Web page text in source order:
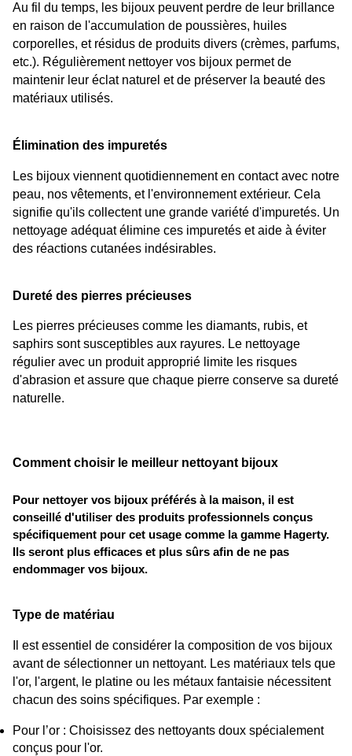
Au fil du temps, les bijoux peuvent perdre de leur brillance
en raison de l'accumulation de poussières, huiles
corporelles, et résidus de produits divers (crèmes, parfums,
etc.). Régulièrement nettoyer vos bijoux permet de
maintenir leur éclat naturel et de préserver la beauté des
matériaux utilisés.
Élimination des impuretés
Les bijoux viennent quotidiennement en contact avec notre
peau, nos vêtements, et l'environnement extérieur. Cela
signifie qu'ils collectent une grande variété d'impuretés. Un
nettoyage adéquat élimine ces impuretés et aide à éviter
des réactions cutanées indésirables.
Dureté des pierres précieuses
Les pierres précieuses comme les diamants, rubis, et
saphirs sont susceptibles aux rayures. Le nettoyage
régulier avec un produit approprié limite les risques
d'abrasion et assure que chaque pierre conserve sa dureté
naturelle.
Comment choisir le meilleur nettoyant bijoux
Pour nettoyer vos bijoux préférés à la maison, il est
conseillé d'utiliser des produits professionnels conçus
spécifiquement pour cet usage comme la gamme Hagerty.
Ils seront plus efficaces et plus sûrs afin de ne pas
endommager vos bijoux.
Type de matériau
Il est essentiel de considérer la composition de vos bijoux
avant de sélectionner un nettoyant. Les matériaux tels que
l'or, l'argent, le platine ou les métaux fantaisie nécessitent
chacun des soins spécifiques. Par exemple :
Pour l’or : Choisissez des nettoyants doux spécialement
conçus pour l'or.